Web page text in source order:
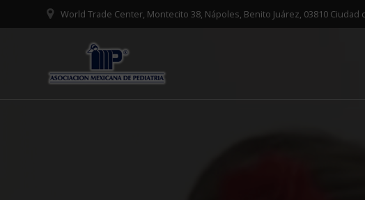
World Trade Center, Montecito 38, Nápoles, Benito Juárez, 03810 Ciudad